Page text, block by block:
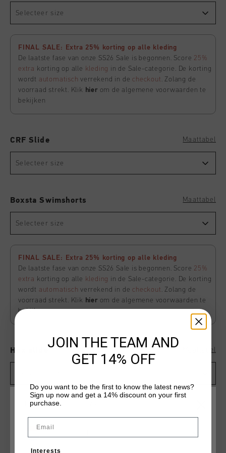
Selecteer size
FINAL SALE: Extra 25% korting op alle kleding
De laatste fase van onze SS26 Sale is begonnen. Score 25%
extra korting op alle kleding in de Sale-categorie. De korting
wordt automatisch verrekend in decheckout . Zolang de
voorraad strekt. Klik hier om de algemene voorwaarden te
bekijken
CRF Slide Maattabel
Selecteer size
Boxsta Swimshorts Maattabel
Selecteer size
FINAL SALE: Extra 25% korting op alle kleding
De laatste fase van onze SS26 Sale is begonnen. Score 25%
extra korting op alle kleding in de Sale-categorie. De korting
wordt automatisch verrekend in decheckout . Zolang de
voorraad strekt. Klik hier om de algemene voorwaarden te
bekijken
Hex slide Maattabel
VOEG
KIES JE LOCATIE EN TAAL
JOIN THE TEAM AND
GET 14% OFF
Do you want to be the first to know the latest news?
Sign up now and get a 14% discount on your first
purchase.
Email
Interests